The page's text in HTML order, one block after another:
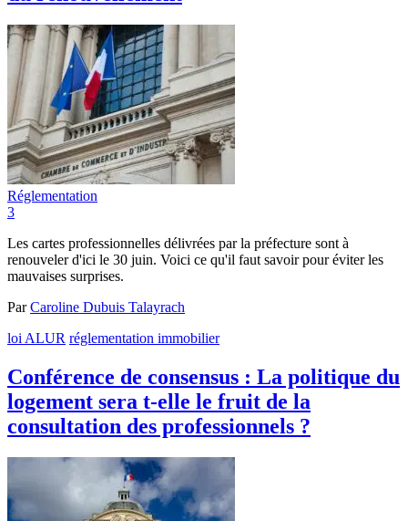
Réglementation
3
Les cartes professionnelles délivrées par la préfecture sont à
renouveler d'ici le 30 juin. Voici ce qu'il faut savoir pour éviter les
mauvaises surprises.
ParCaroline Dubuis Talayrach
loi ALUR réglementation immobilier
Conférence de consensus : La politique du
logement sera t-elle le fruit de la
consultation des professionnels ?